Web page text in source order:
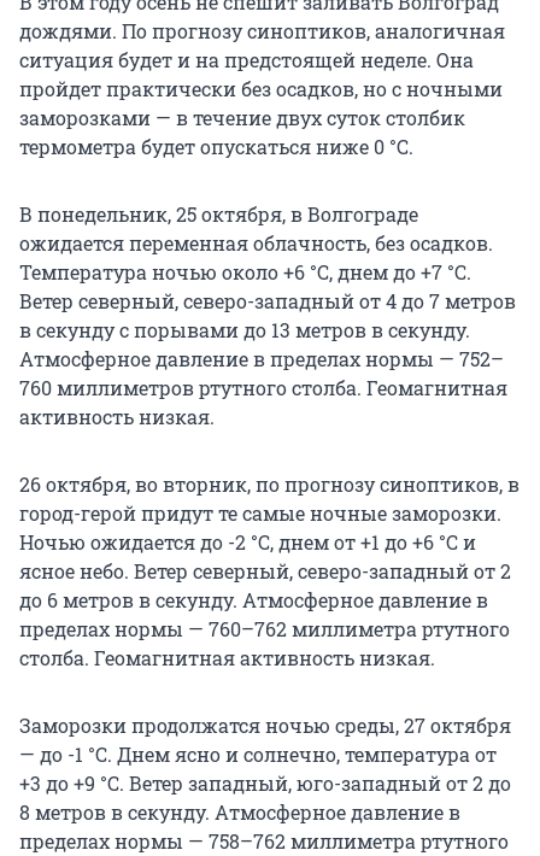
дождями. По прогнозу синоптиков, аналогичная
ситуация будет и на предстоящей неделе. Она
пройдет практически без осадков, но с ночными
заморозками — в течение двух суток столбик
термометра будет опускаться ниже 0 °C.
В понедельник, 25 октября, в Волгограде
ожидается переменная облачность, без осадков.
Температура ночью около +6 °C, днем до +7 °C.
Ветер северный, северо-западный от 4 до 7 метров
в секунду с порывами до 13 метров в секунду.
Атмосферное давление в пределах нормы — 752–
760 миллиметров ртутного столба. Геомагнитная
активность низкая.
26 октября, во вторник, по прогнозу синоптиков, в
город-герой придут те самые ночные заморозки.
Ночью ожидается до -2 °C, днем от +1 до +6 °C и
ясное небо. Ветер северный, северо-западный от 2
до 6 метров в секунду. Атмосферное давление в
пределах нормы — 760–762 миллиметра ртутного
столба. Геомагнитная активность низкая.
Заморозки продолжатся ночью среды, 27 октября
— до -1 °C. Днем ясно и солнечно, температура от
+3 до +9 °C. Ветер западный, юго-западный от 2 до
8 метров в секунду. Атмосферное давление в
пределах нормы — 758–762 миллиметра ртутного